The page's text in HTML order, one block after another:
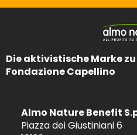
Die aktivistische Marke zu
Fondazione Capellino
Almo Nature Benefit
Piazza dei Giustiniani 6